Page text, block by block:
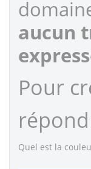
aucun
Pour
Quel est la